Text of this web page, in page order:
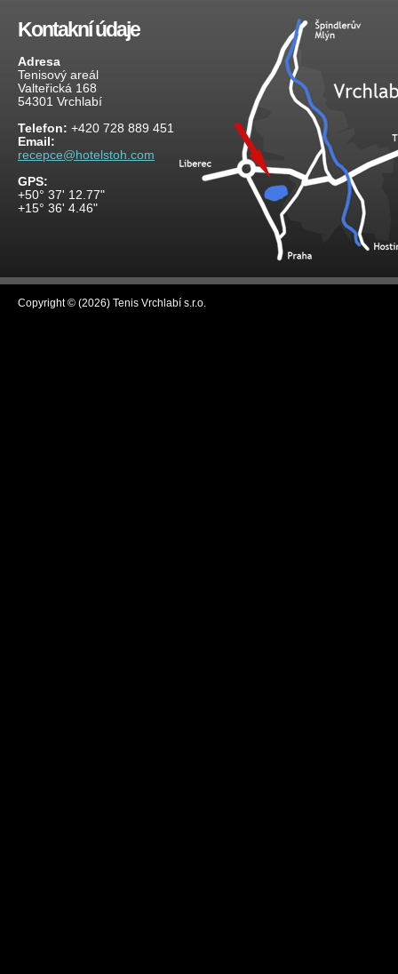
Kontakní údaje
Adresa
Tenisový areál
Valteřická 168
54301 Vrchlabí
Telefon: +420 728 889 451
Email:
recepce@hotelstoh.com
GPS:
+50° 37' 12.77"
+15° 36' 4.46"
Copyright © (2026) Tenis Vrchlabí s.r.o.